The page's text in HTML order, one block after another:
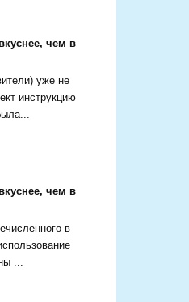
чем в
уже не
инструкцию
чем в
в
...